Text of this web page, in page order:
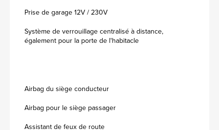
Prise de garage 12V / 230V
Système de verrouillage centralisé à distance,
également pour la porte de l'habitacle
Airbag du siège conducteur
Airbag pour le siège passager
Assistant de feux de route